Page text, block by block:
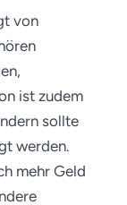
von
ist zudem
sollte
werden.
mehr Geld